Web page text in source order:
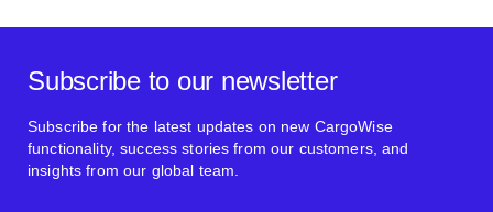
Subscribe to our newsletter
Subscribe for the latest updates on new CargoWise
functionality, success stories from our customers, and
insights from our global team.